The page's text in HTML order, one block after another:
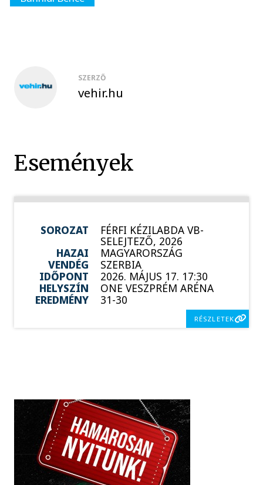
SZERZŐ
vehir.hu
Események
SOROZAT FÉRFI KÉZILABDA VB-
SELEJTEZŐ, 2026
HAZAI
MAGYARORSZÁG
VENDÉG
SZERBIA
IDŐPONT
2026. MÁJUS 17. 17:30
HELYSZÍN
ONE VESZPRÉM ARÉNA
EREDMÉNY
31-30
RÉSZLETEK